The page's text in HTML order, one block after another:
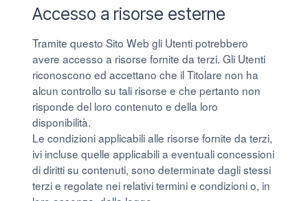
Accesso a risorse esterne
Tramite questo Sito Web gli Utenti potrebbero
avere accesso a risorse fornite da terzi. Gli Utenti
riconoscono ed accettano che il Titolare non ha
alcun controllo su tali risorse e che pertanto non
risponde del loro contenuto e della loro
disponibilità.
Le condizioni applicabili alle risorse fornite da terzi,
ivi incluse quelle applicabili a eventuali concessioni
di diritti su contenuti, sono determinate dagli stessi
terzi e regolate nei relativi termini e condizioni o, in